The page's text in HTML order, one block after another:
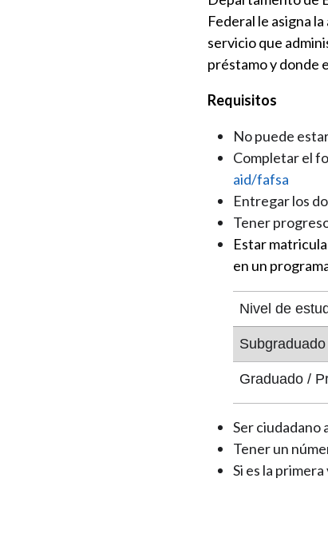
Federal le asigna
servicio que
préstamo y donde
Requisitos
No puede
Completar el
aid/fafsa
Entregar los
Tener
Estar
en un
Nivel de
Subgraduado
Graduado /
Ser ciudadano
Tener un
Si es la